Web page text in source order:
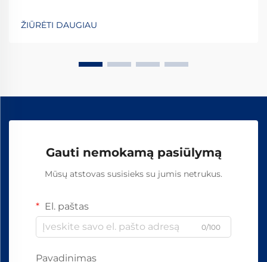
svarbiausių elementų, tvirtinančių bėgius prie šпалų,
apdailinti geležinkelio vinys išsiskiria kaip...
ŽIŪRĖTI DAUGIAU
Gauti nemokamą pasiūlymą
Mūsų atstovas susisieks su jumis netrukus.
El. paštas
0/100
Pavadinimas